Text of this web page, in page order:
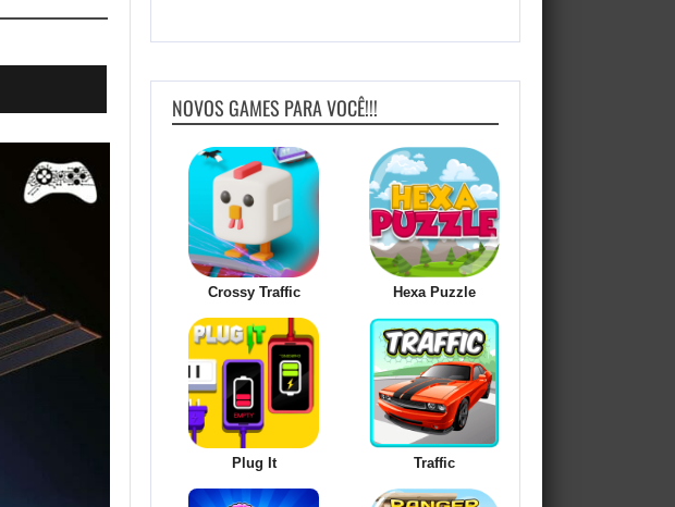
NOVOS GAMES PARA VOCÊ!!!
Crossy Traffic Hexa Puzzle
Plug It Traffic